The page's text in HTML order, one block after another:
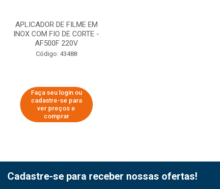
APLICADOR DE FILME EM
INOX COM FIO DE CORTE -
AF500F 220V
Código: 43488
Faça seu login ou
cadastre-se para
ver preços e
comprar
Cadastre-se para receber nossas ofertas!